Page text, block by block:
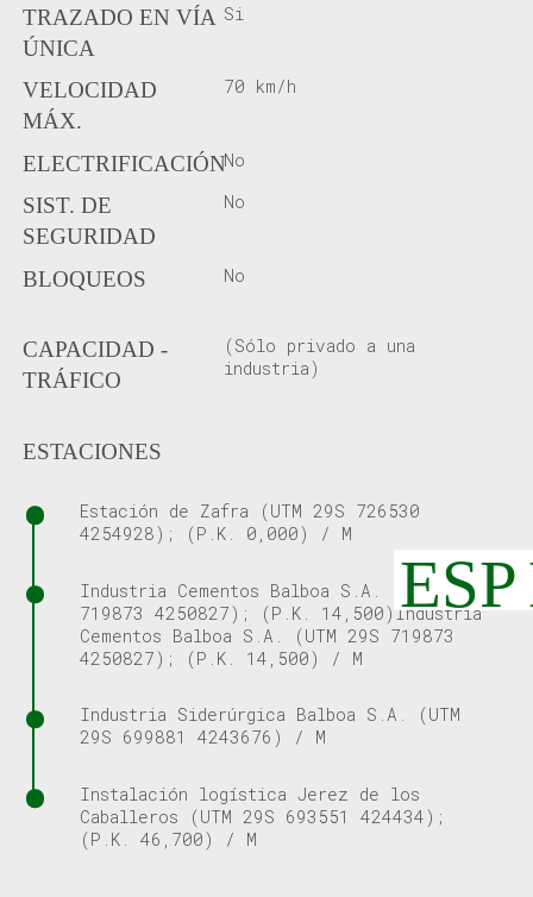
TRAZADO EN VÍA
ÚNICA
Si
VELOCIDAD
MÁX.
70 km/h
ELECTRIFICACIÓNNo
SIST. DE
SEGURIDAD
No
BLOQUEOS No
CAPACIDAD -
TRÁFICO
(Sólo privado a una
industria)
ESTACIONES
Estación de Zafra (UTM 29S 726530
4254928); (P.K. 0,000) / M
Industria Cementos Balboa S.A. (UTM 29S
719873 4250827); (P.K. 14,500)Industria
Cementos Balboa S.A. (UTM 29S 719873
4250827); (P.K. 14,500) / M
Industria Siderúrgica Balboa S.A. (UTM
29S 699881 4243676) / M
Instalación logística Jerez de los
Caballeros (UTM 29S 693551 424434);
(P.K. 46,700) / M
ESP